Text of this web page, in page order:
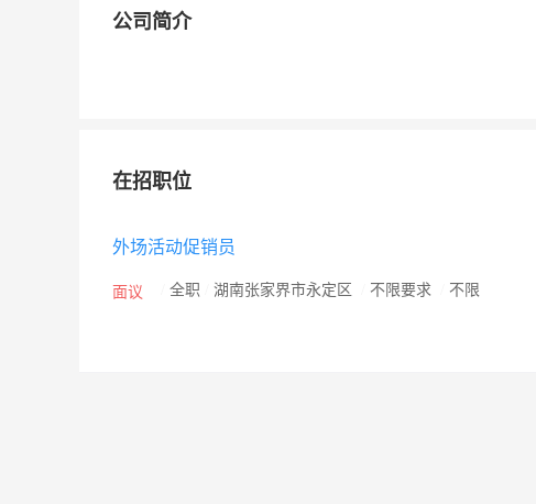
公司简介
在招职位
外场活动促销员
面议 全职 湖南张家界市永定区 不限要求 不限